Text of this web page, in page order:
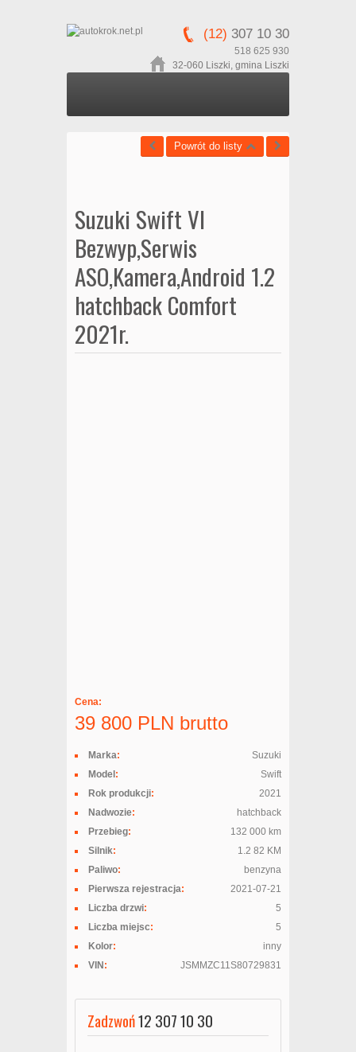
(12) 307 10 30
518 625 930
32-060 Liszki, gmina Liszki
Powrót do listy
Suzuki Swift VI
Bezwyp,Serwis
ASO,Kamera,Android 1.2
hatchback Comfort
2021r.
Cena:
39 800 PLN brutto
Marka:
Suzuki
Model:
Swift
Rok produkcji:
2021
Nadwozie:
hatchback
Przebieg:
132 000 km
Silnik:
1.2 82 KM
Paliwo:
benzyna
Pierwsza rejestracja:
2021-07-21
Liczba drzwi:
5
Liczba miejsc:
5
Kolor:
inny
VIN: JSMMZC11S80729831
Zadzwoń12 307 10 30